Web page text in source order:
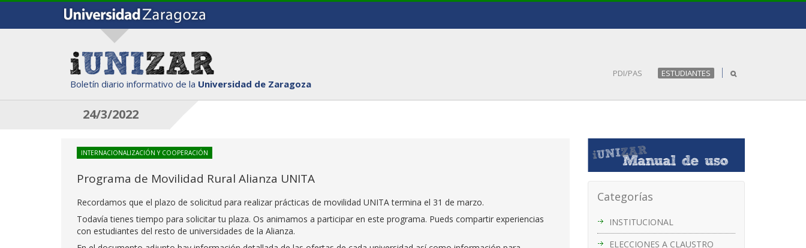
Boletín diario informativo de la Universidad de Zaragoza
PDI/PAS ESTUDIANTES
24/3/2022
Categorías
INSTITUCIONAL
ELECCIONES A CLAUSTRO
INTERNACIONALIZACIÓN Y COOPERACIÓN
Programa de Movilidad Rural Alianza UNITA
Recordamos que el plazo de solicitud para realizar prácticas de movilidad UNITA termina el 31 de marzo.
Todavía tienes tiempo para solicitar tu plaza. Os animamos a participar en este programa. Pueds compartir experiencias
con estudiantes del resto de universidades de la Alianza.